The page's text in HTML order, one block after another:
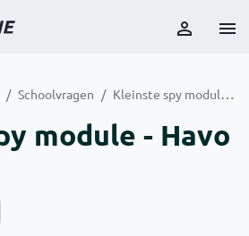
Schoolvragen Kleinste spy module - Havo 2 opdr
module - Havo